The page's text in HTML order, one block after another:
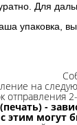
Для
упаковка,
на
отправления
-
этим могут